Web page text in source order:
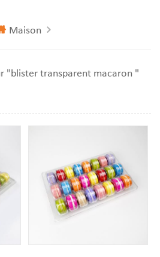
Maison
"blister transparent macaron "